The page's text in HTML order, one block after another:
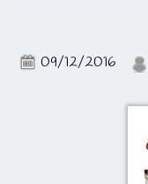
09/12/2016